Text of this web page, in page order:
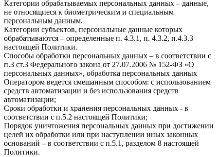
Категории обрабатываемых персональных данных – данные,
не относящиеся к биометрическим и специальным
персональным данным.
Категории субъектов, персональные данные которых
обрабатываются – определенные п. 4.3.1, п. 4.3.2, п.4.3.3
настоящей Политики.
Способы обработки персональных данных – в соответствии с
п.3 ст.3 Федерального закона от 27.07.2006 № 152-ФЗ «О
персональных данных», обработка персональных данных
Оператором ведется смешанным способом: с использованием
средств автоматизации и без использования средств
автоматизации;
Сроки обработки и хранения персональных данных - в
соответствии с п.5.2 настоящей Политики;
Порядок уничтожения персональных данных при достижении
целей их обработки или при наступлении иных законных
оснований – в соответствии с п.5.1, разделом 8 настоящей
Политики.